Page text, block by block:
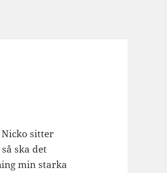
sitter
ska det
min starka